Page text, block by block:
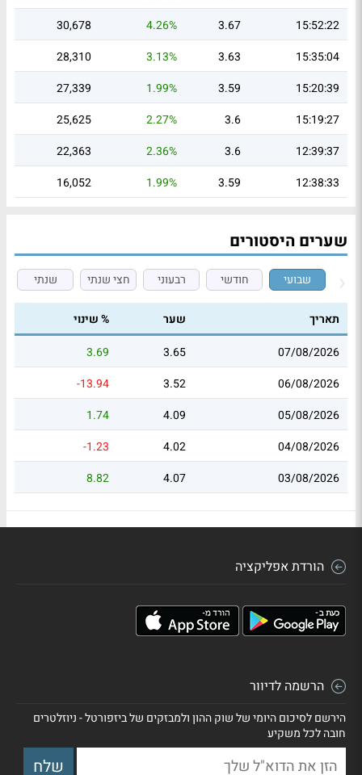
15:52:22
3.67
4.26%
30,678
15:35:04
3.63
3.13%
28,310
15:20:39
3.59
1.99%
27,339
15:19:27
3.6
2.27%
25,625
12:39:37
3.6
2.36%
22,363
12:38:33
3.59
1.99%
16,052
שערים היסטורים
שבועי חודשי רבעוני חצי שנתי שנתי
תאריך שער
% שינוי
07/08/2026
3.65
3.69
06/08/2026
3.52
-13.94
05/08/2026
4.09
1.74
04/08/2026
4.02
-1.23
03/08/2026
4.07
8.82
הורדת אפליקציה
הרשמה לדיוור
הירשם לסיכום היומי של שוק ההון ולמבזקים של ביזפורטל - ניוזלטרים
חובה לכל משקיע